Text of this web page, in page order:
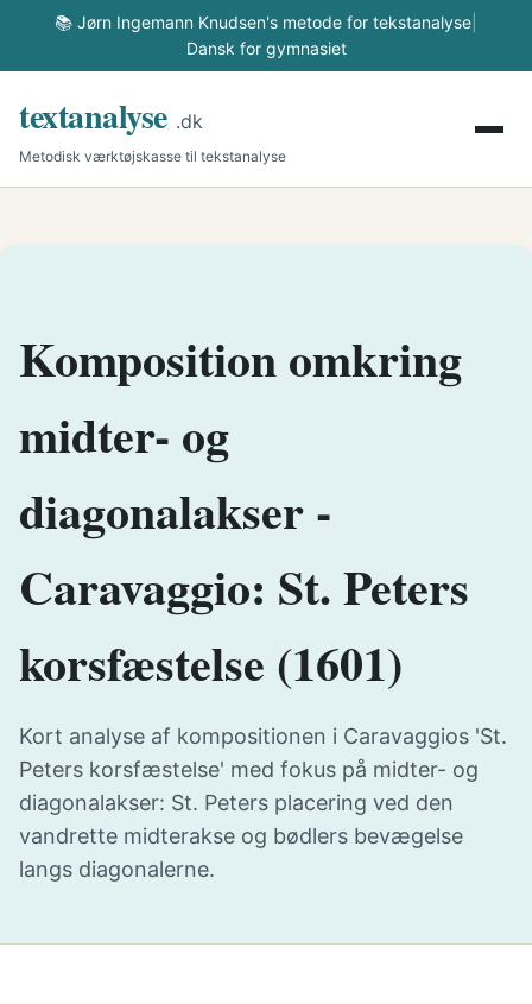
📚 Jørn Ingemann Knudsen's metode for tekstanalyse
Dansk for gymnasiet
textanalyse .dk
Metodisk værktøjskasse til tekstanalyse
Komposition omkring
midter- og
diagonalakser -
Caravaggio: St. Peters
korsfæstelse (1601)
Kort analyse af kompositionen i Caravaggios 'St.
Peters korsfæstelse' med fokus på midter- og
diagonalakser: St. Peters placering ved den
vandrette midterakse og bødlers bevægelse
langs diagonalerne.